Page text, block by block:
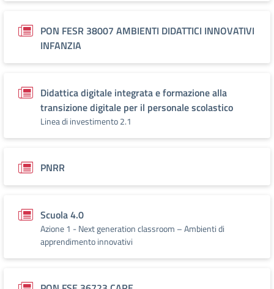
PON FESR 38007 AMBIENTI DIDATTICI INNOVATIVI
INFANZIA
Didattica digitale integrata e formazione alla
transizione digitale per il personale scolastico
Linea di investimento 2.1
PNRR
Scuola 4.0
Azione 1 - Next generation classroom – Ambienti di
apprendimento innovativi